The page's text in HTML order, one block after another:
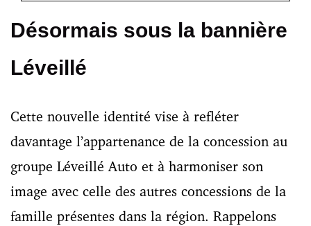
Désormais sous la bannière
Léveillé
Cette nouvelle identité vise à refléter
davantage l’appartenance de la concession au
groupe Léveillé Auto et à harmoniser son
image avec celle des autres concessions de la
famille présentes dans la région. Rappelons